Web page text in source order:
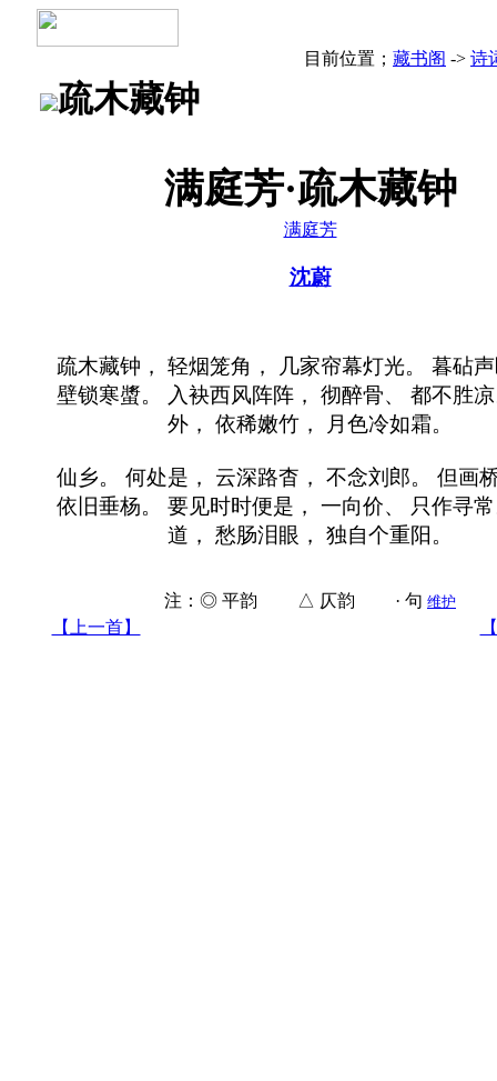
目前位置； 藏书阁 -> 诗
疏木藏钟
满庭芳·疏木藏钟
满庭芳
沈蔚
疏木藏钟， 轻烟笼角， 几家帘幕灯光。 暮砧
壁锁寒螿。 入袂西风阵阵， 彻醉骨、 都不胜
外， 依稀嫩竹， 月色冷如霜。
仙乡。 何处是， 云深路杳， 不念刘郎。 但画
依旧垂杨。 要见时时便是， 一向价、 只作寻
道， 愁肠泪眼， 独自个重阳。
注：◎ 平韵 △ 仄韵 · 句 维护
【上一首】